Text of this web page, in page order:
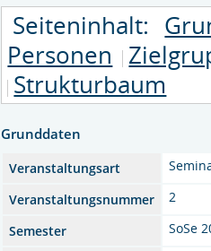
Seiteninhalt:
Personen
Strukturbaum
Grunddaten
Veranstaltungsart
Veranstaltungsnummer
2
Semester
SoSe